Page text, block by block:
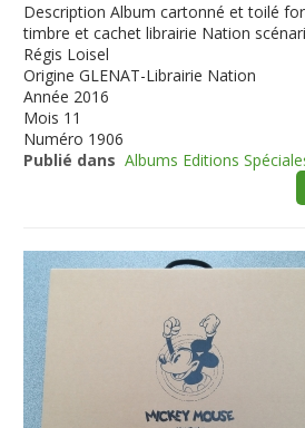
Description Album cartonné et toilé
timbre et cachet librairie Nation
Régis Loisel
Origine GLENAT-Librairie Nation
Année 2016
Mois 11
Numéro 1906
Publié dans Albums Editions